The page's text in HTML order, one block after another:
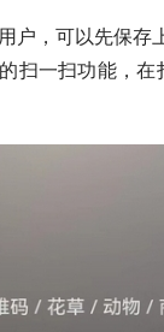
户，可以先保存
扫一扫功能，在